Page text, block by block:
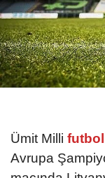
Ümit Milli futbol
Avrupa